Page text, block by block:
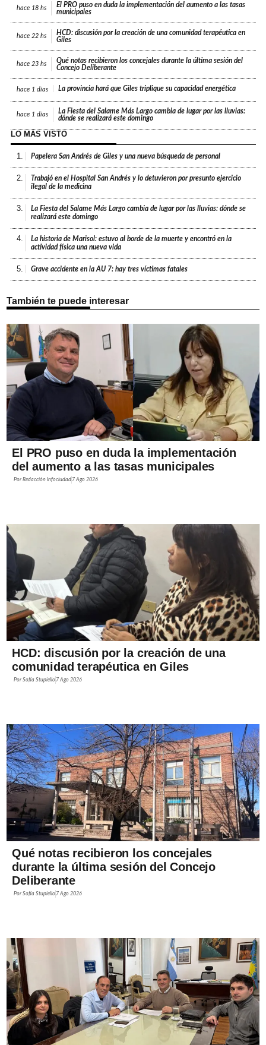
hace 18 hs
El PRO puso en duda la implementación del aumento a las tasas
municipales
hace 22 hs
HCD: discusión por la creación de una comunidad terapéutica en
Giles
hace 23 hs
Qué notas recibieron los concejales durante la última sesión del
Concejo Deliberante
hace 1 días La provincia hará que Giles triplique su capacidad energética
hace 1 días
La Fiesta del Salame Más Largo cambia de lugar por las lluvias:
dónde se realizará este domingo
LO MÁS VISTO
1. Papelera San Andrés de Giles y una nueva búsqueda de personal
2.
Trabajó en el Hospital San Andrés y lo detuvieron por presunto ejercicio
ilegal de la medicina
3.
La Fiesta del Salame Más Largo cambia de lugar por las lluvias: dónde se
realizará este domingo
4.
La historia de Marisol: estuvo al borde de la muerte y encontró en la
actividad física una nueva vida
5. Grave accidente en la AU 7: hay tres víctimas fatales
También te puede interesar
El PRO puso en duda la implementación
del aumento a las tasas municipales
PorRedacción Infociudad 7 Ago 2026
HCD: discusión por la creación de una
comunidad terapéutica en Giles
PorSofía Stupiello 7 Ago 2026
Qué notas recibieron los concejales
durante la última sesión del Concejo
Deliberante
PorSofía Stupiello 7 Ago 2026